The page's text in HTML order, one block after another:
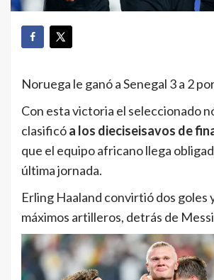
Noruega le ganó a Senegal 3 a 2
Con esta victoria el seleccionado
clasificóa los dieciseisavos de
que el equipo africano llega
última jornada.
Erling Haaland convirtió dos goles
máximos artilleros, detrás de